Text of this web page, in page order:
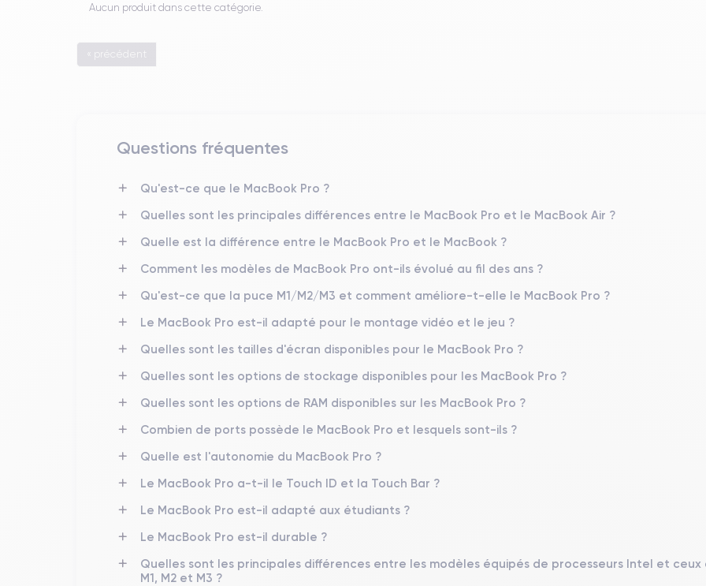
Aucun produit dans cette catégorie.
« précédent
Questions fréquentes
Qu'est-ce que le MacBook Pro ?
Quelles sont les principales différences entre le MacBook Pro et le MacBook Air ?
Quelle est la différence entre le MacBook Pro et le MacBook ?
Comment les modèles de MacBook Pro ont-ils évolué au fil des ans ?
Qu'est-ce que la puce M1/M2/M3 et comment améliore-t-elle le MacBook Pro ?
Le MacBook Pro est-il adapté pour le montage vidéo et le jeu ?
Quelles sont les tailles d'écran disponibles pour le MacBook Pro ?
Quelles sont les options de stockage disponibles pour les MacBook Pro ?
Quelles sont les options de RAM disponibles sur les MacBook Pro ?
Combien de ports possède le MacBook Pro et lesquels sont-ils ?
Quelle est l'autonomie du MacBook Pro ?
Le MacBook Pro a-t-il le Touch ID et la Touch Bar ?
Le MacBook Pro est-il adapté aux étudiants ?
Le MacBook Pro est-il durable ?
Quelles sont les principales différences entre les modèles équipés de processeurs Intel et ceux
M1, M2 et M3 ?